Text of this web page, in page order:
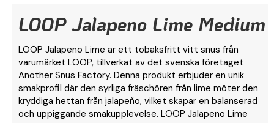
LOOP Jalapeno Lime Medium
LOOP Jalapeno Lime är ett tobaksfritt vitt snus från
varumärket LOOP, tillverkat av det svenska företaget
Another Snus Factory. Denna produkt erbjuder en unik
smakprofil där den syrliga fräschören från lime möter den
kryddiga hettan från jalapeño, vilket skapar en balanserad
och uppiggande smakupplevelse. LOOP Jalapeno Lime